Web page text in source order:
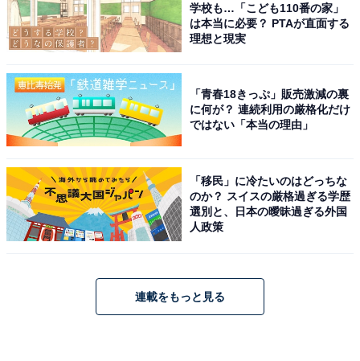
ヤマハ サブウーファー(1台) NS-SW300(B) ブラック
Amazonで見る
ヤマハ「HS8S」
学校も…「こども110番の家」
は本当に必要？ PTAが直面する
理想と現実
「青春18きっぷ」販売激減の裏
に何が？ 連続利用の厳格化だけ
ではない「本当の理由」
「移民」に冷たいのはどっちな
のか？ スイスの厳格過ぎる学歴
選別と、日本の曖昧過ぎる外国
人政策
連載をもっと見る